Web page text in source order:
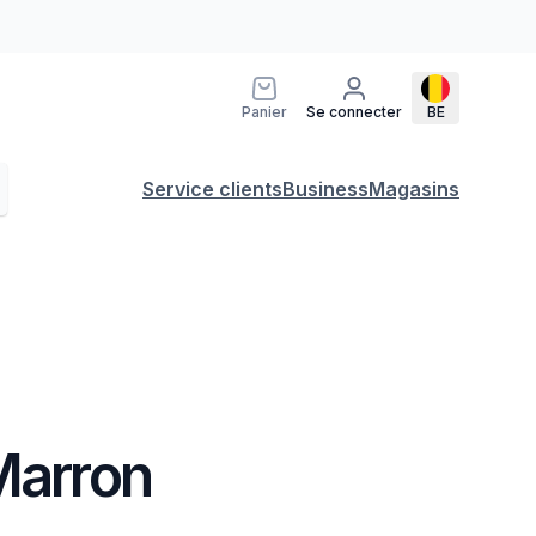
Panier Se connecter BE
Service clientsBusinessMagasins